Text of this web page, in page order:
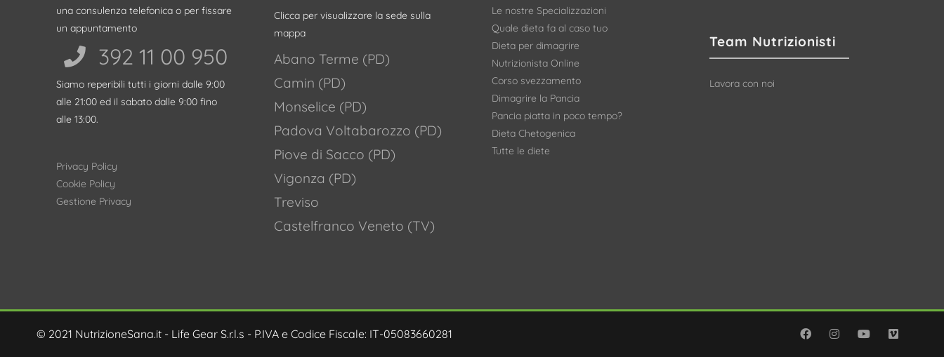
una consulenza telefonica o per fissare
un appuntamento
392 11 00 950‬
Siamo reperibili tutti i giorni dalle 9:00
alle 21:00 ed il sabato dalle 9:00 fino
alle 13:00.
Privacy Policy
Cookie Policy
Gestione Privacy
Clicca per visualizzare la sede sulla
mappa
Abano Terme (PD)
Camin (PD)
Monselice (PD)
Padova Voltabarozzo (PD)
Piove di Sacco (PD)
Vigonza (PD)
Treviso
Castelfranco Veneto (TV)
Le nostre Specializzazioni
Quale dieta fa al caso tuo
Dieta per dimagrire
Nutrizionista Online
Corso svezzamento
Dimagrire la Pancia
Pancia piatta in poco tempo?
Dieta Chetogenica
Tutte le diete
Team Nutrizionisti
Lavora con noi
© 2021 NutrizioneSana.it - Life Gear S.r.l.s - P.IVA e Codice Fiscale: IT-05083660281 FacebookInstagramYouTubeVimeo